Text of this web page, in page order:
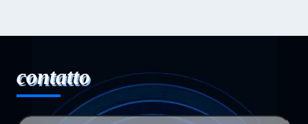
contatto